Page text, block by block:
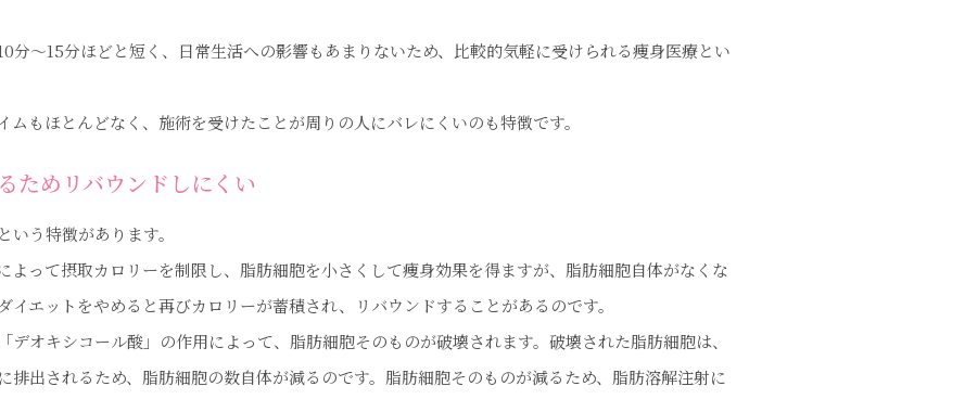
分〜15分ほどと短く、日常生活への影響もあまりないため、比較的気軽に受けられる痩身医療とい
もほとんどなく、施術を受けたことが周りの人にバレにくいのも特徴です。
ためリバウンドしにくい
う特徴があります。
よって摂取カロリーを制限し、脂肪細胞を小さくして痩身効果を得ますが、脂肪細胞自体がなくな
イエットをやめると再びカロリーが蓄積され、リバウンドすることがあるのです。
オキシコール酸」の作用によって、脂肪細胞そのものが破壊されます。破壊された脂肪細胞は、
排出されるため、脂肪細胞の数自体が減るのです。脂肪細胞そのものが減るため、脂肪溶解注射に